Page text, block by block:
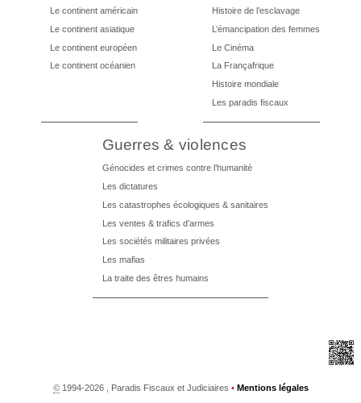
Le continent américain
Le continent asiatique
Le continent européen
Le continent océanien
Histoire de l’esclavage
L’émancipation des femmes
Le Cinéma
La Françafrique
Histoire mondiale
Les paradis fiscaux
Guerres & violences
Génocides et crimes contre l’humanité
Les dictatures
Les catastrophes écologiques & sanitaires
Les ventes & trafics d’armes
Les sociétés militaires privées
Les mafias
La traite des êtres humains
©1994-2026 , Paradis Fiscaux et Judiciaires • Mentions légales